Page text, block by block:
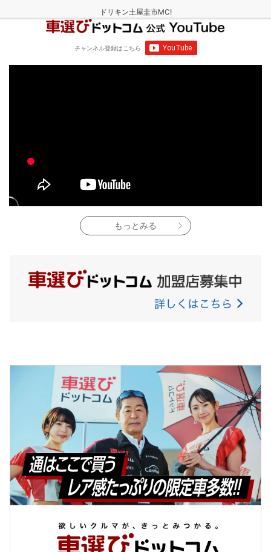
ドリキン土屋圭市MC!
チャンネル登録はこちら
もっとみる